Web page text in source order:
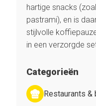
hartige snacks
pastrami), en is
stijlvolle
in een verzorgde
Categorieën
Restaurants &